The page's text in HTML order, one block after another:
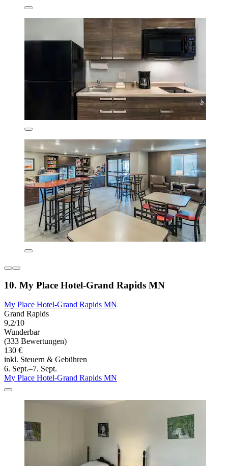
10. My Place Hotel-Grand Rapids MN
My Place Hotel-Grand Rapids MN
Grand Rapids
9,2/10
Wunderbar
(333 Bewertungen)
130 €
inkl. Steuern & Gebühren
6. Sept.–7. Sept.
My Place Hotel-Grand Rapids MN